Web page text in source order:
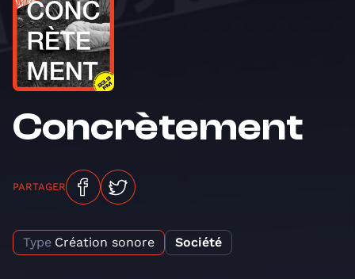
Concrètement
PARTAGER
Type Création sonore Société